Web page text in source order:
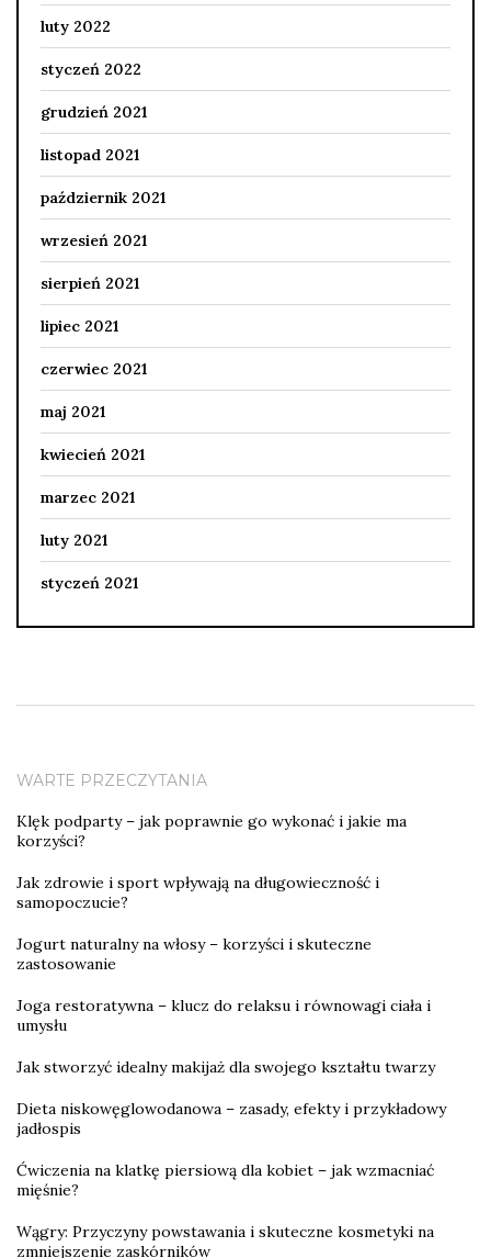
luty 2022
styczeń 2022
grudzień 2021
listopad 2021
październik 2021
wrzesień 2021
sierpień 2021
lipiec 2021
czerwiec 2021
maj 2021
kwiecień 2021
marzec 2021
luty 2021
styczeń 2021
WARTE PRZECZYTANIA
Klęk podparty – jak poprawnie go wykonać i jakie ma
korzyści?
Jak zdrowie i sport wpływają na długowieczność i
samopoczucie?
Jogurt naturalny na włosy – korzyści i skuteczne
zastosowanie
Joga restoratywna – klucz do relaksu i równowagi ciała i
umysłu
Jak stworzyć idealny makijaż dla swojego kształtu twarzy
Dieta niskowęglowodanowa – zasady, efekty i przykładowy
jadłospis
Ćwiczenia na klatkę piersiową dla kobiet – jak wzmacniać
mięśnie?
Wągry: Przyczyny powstawania i skuteczne kosmetyki na
zmniejszenie zaskórników